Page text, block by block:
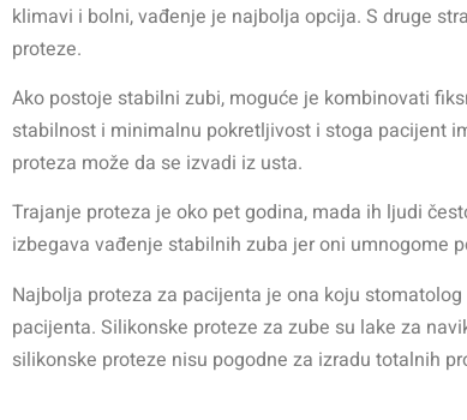
klimavi i bolni, vađenje je najbolja opcija. S druge
proteze.
Ako postoje stabilni zubi, moguće je kombinovati
stabilnost i minimalnu pokretljivost i stoga pacijent
proteza može da se izvadi iz usta.
Trajanje proteza je oko pet godina, mada ih ljudi
izbegava vađenje stabilnih zuba jer oni umnogome
Najbolja proteza za pacijenta je ona koju
pacijenta. Silikonske proteze za zube su lake za
silikonske proteze nisu pogodne za izradu totalnih